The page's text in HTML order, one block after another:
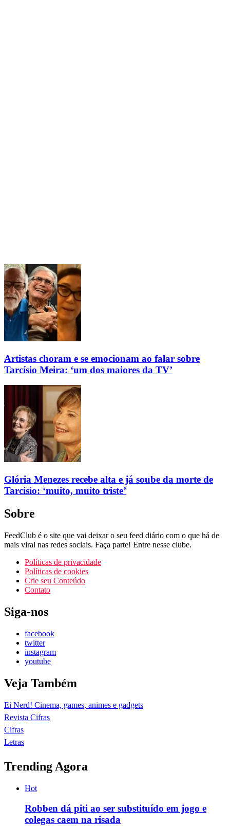
Artistas choram e se emocionam ao falar sobre
Tarcísio Meira: ‘um dos maiores da TV’
Glória Menezes recebe alta e já soube da morte de
Tarcísio: ‘muito, muito triste’
Sobre
FeedClub é o site que vai deixar o seu feed diário com o que há de
mais viral nas redes sociais. Faça parte! Entre nesse clube.
Políticas de privacidade
Políticas de cookies
Crie seu Conteúdo
Contato
Siga-nos
facebook
twitter
instagram
youtube
Veja Também
Ei Nerd! Cinema, games, animes e gadgets
Revista Cifras
Cifras
Letras
Trending Agora
Hot
Robben dá piti ao ser substituído em jogo e
colegas caem na risada